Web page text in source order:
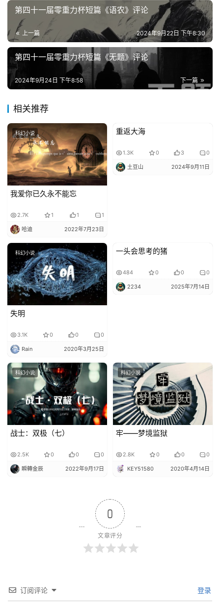
第四十一届零重力杯短篇《语农》评论
上一篇 2024年9月22日 下午8:30
第四十一届零重力杯短篇《无题》评论
下一篇
2024年9月24日 下午8:58
相关推荐
科幻小说
我爱你已久永不能忘
2.7K 1 1 1
哈迪 2022年7月23日
投稿科幻小说
重返大海
1.3K 0 3 0
土豆山 2024年9月11日
科幻小说
失明
3.1K 0 0 0
Rain 2020年3月25日
投稿科幻小说
一头会思考的猪
484 0 0 0
2234 2025年7月14日
科幻小说
战士：双极（七）
2.5K 0 0 0
瞬轉金辰 2022年9月17日
科幻小说
牢——梦境监狱
2.8K 0 0 0
KEY51580 2020年4月14日
0
文章评分
订阅评论 登录